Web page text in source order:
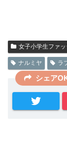
女子小学生ファッ
ナルミヤ ラ
シェア